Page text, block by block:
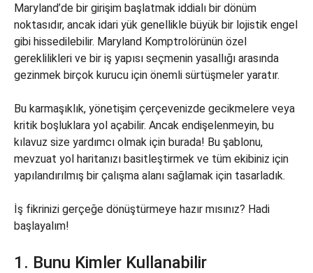
Maryland’de bir girişim başlatmak iddialı bir dönüm
noktasıdır, ancak idari yük genellikle büyük bir lojistik engel
gibi hissedilebilir. Maryland Komptrolörünün özel
gereklilikleri ve bir iş yapısı seçmenin yasallığı arasında
gezinmek birçok kurucu için önemli sürtüşmeler yaratır.
Bu karmaşıklık, yönetişim çerçevenizde gecikmelere veya
kritik boşluklara yol açabilir. Ancak endişelenmeyin, bu
kılavuz size yardımcı olmak için burada! Bu şablonu,
mevzuat yol haritanızı basitleştirmek ve tüm ekibiniz için
yapılandırılmış bir çalışma alanı sağlamak için tasarladık.
İş fikrinizi gerçeğe dönüştürmeye hazır mısınız? Hadi
başlayalım!
1. Bunu Kimler Kullanabilir